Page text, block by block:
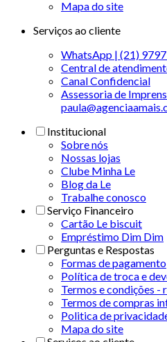
Mapa do site
Serviços ao cliente
WhatsApp | (21)
Central de
Canal Confidencial
Assessoria de
Institucional
Sobre nós
Nossas lojas
Clube Minha Le
Blog da Le
Trabalhe conosco
Serviço Financeiro
Cartão Le biscuit
Empréstimo Dim Dim
Perguntas e Respostas
Formas de pagamento
Política de troca e
Termos e condições -
Termos de compras
Politica de
Mapa do site